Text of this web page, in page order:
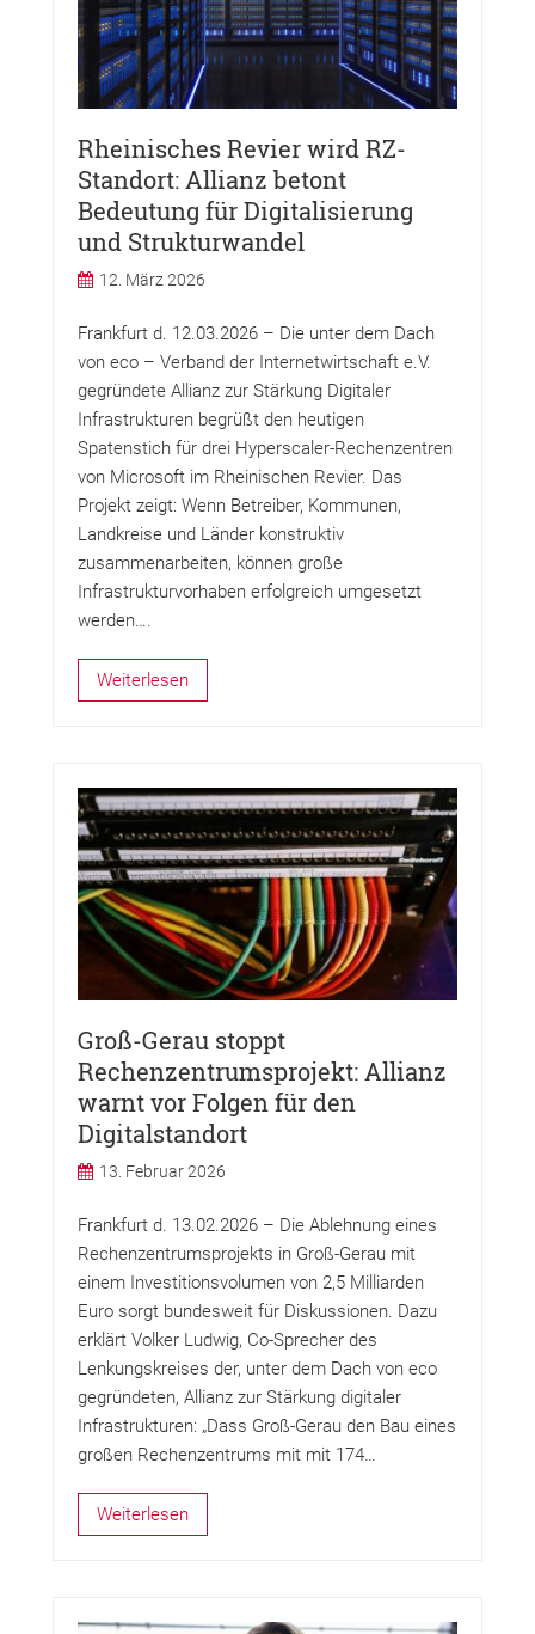
Rheinisches Revier wird RZ-
Standort: Allianz betont
Bedeutung für Digitalisierung
und Strukturwandel
12. März 2026
Frankfurt d. 12.03.2026 – Die unter dem Dach
von eco – Verband der Internetwirtschaft e.V.
gegründete Allianz zur Stärkung Digitaler
Infrastrukturen begrüßt den heutigen
Spatenstich für drei Hyperscaler-Rechenzentren
von Microsoft im Rheinischen Revier. Das
Projekt zeigt: Wenn Betreiber, Kommunen,
Landkreise und Länder konstruktiv
zusammenarbeiten, können große
Infrastrukturvorhaben erfolgreich umgesetzt
werden….
Weiterlesen
Groß-Gerau stoppt
Rechenzentrumsprojekt: Allianz
warnt vor Folgen für den
Digitalstandort
13. Februar 2026
Frankfurt d. 13.02.2026 – Die Ablehnung eines
Rechenzentrumsprojekts in Groß-Gerau mit
einem Investitionsvolumen von 2,5 Milliarden
Euro sorgt bundesweit für Diskussionen. Dazu
erklärt Volker Ludwig, Co-Sprecher des
Lenkungskreises der, unter dem Dach von eco
gegründeten, Allianz zur Stärkung digitaler
Infrastrukturen: „Dass Groß-Gerau den Bau eines
großen Rechenzentrums mit mit 174…
Weiterlesen